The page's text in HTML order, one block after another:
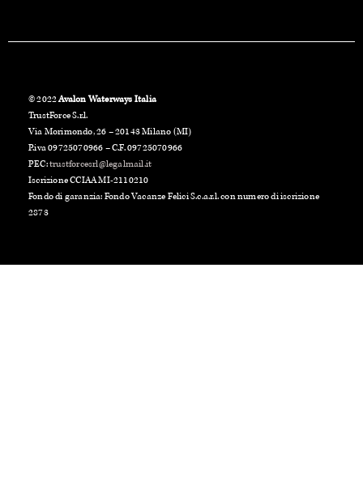
© 2022Avalon Waterways Italia
TrustForce S.r.l.
Via Morimondo, 26 – 20143 Milano (MI)
P.iva 09725070966 – C.F. 09725070966
PEC:trustforcesrl@legalmail.it
Iscrizione CCIAA MI-2110210
Fondo di garanzia: Fondo Vacanze Felici S.c.a.r.l. con numero di iscrizione
2873